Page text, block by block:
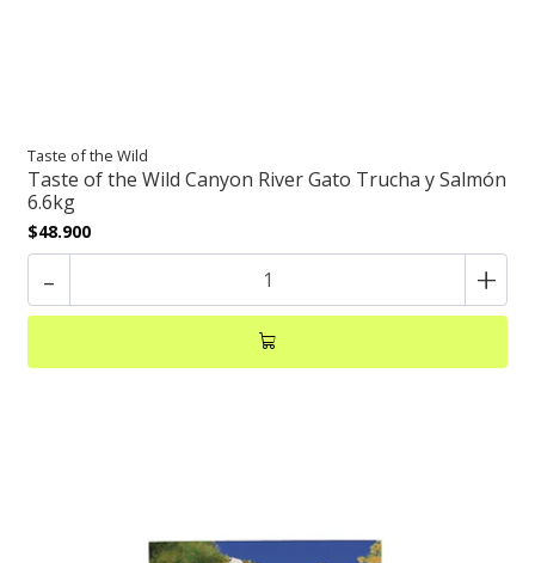
Taste of the Wild
Taste of the Wild Canyon River Gato Trucha y Salmón
6.6kg
$48.900
- +